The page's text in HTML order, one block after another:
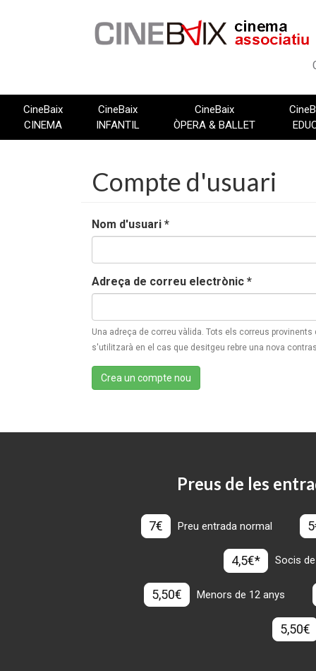
CineBaix
CINEMA
CineBaix
INFANTIL
CineBaix
ÒPERA & BALLET
Compte d'usuari
Nom d'usuari *
Adreça de correu electrònic *
Una adreça de correu vàlida. Tots els correus
s'utilitzarà en el cas que desitgeu rebre una nova
Crea un compte nou
Preus de les
7€ Preu entrada normal
4,5€* Socis
5,50€ Menors de 12 anys
5,50€